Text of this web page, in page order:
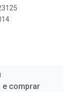
e comprar